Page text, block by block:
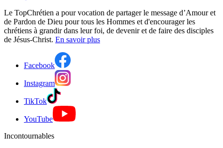
Le TopChrétien a pour vocation de partager le message d’Amour et
de Pardon de Dieu pour tous les Hommes et d'encourager les
chrétiens à grandir dans leur foi, de devenir et de faire des disciples
de Jésus-Christ. En savoir plus
Facebook
Instagram
TikTok
YouTube
Incontournables